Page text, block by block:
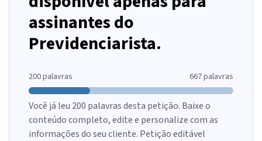
assinantes do
Previdenciarista.
200palavras 667palavras
Você já leu 200 palavras desta petição. Baixe o
conteúdo completo, edite e personalize com as
informações do seu cliente. Petição editável